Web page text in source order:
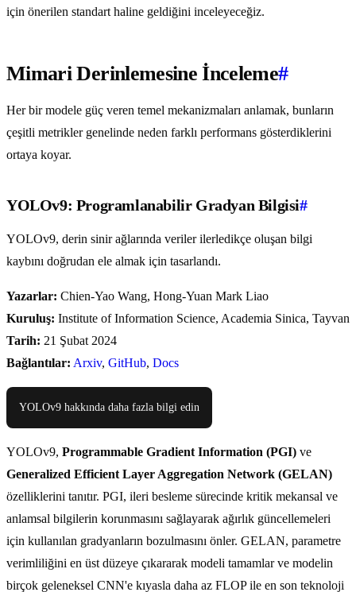
için önerilen standart haline geldiğini inceleyeceğiz.
Mimari Derinlemesine İnceleme#
Her bir modele güç veren temel mekanizmaları anlamak, bunların
çeşitli metrikler genelinde neden farklı performans gösterdiklerini
ortaya koyar.
YOLOv9: Programlanabilir Gradyan Bilgisi#
YOLOv9, derin sinir ağlarında veriler ilerledikçe oluşan bilgi
kaybını doğrudan ele almak için tasarlandı.
Yazarlar: Chien-Yao Wang, Hong-Yuan Mark Liao
Kuruluş: Institute of Information Science, Academia Sinica, Tayvan
Tarih: 21 Şubat 2024
Bağlantılar: Arxiv, GitHub, Docs
YOLOv9 hakkında daha fazla bilgi edin
YOLOv9, Programmable Gradient Information (PGI) ve
Generalized Efficient Layer Aggregation Network (GELAN)
özelliklerini tanıtır. PGI, ileri besleme sürecinde kritik mekansal ve
anlamsal bilgilerin korunmasını sağlayarak ağırlık güncellemeleri
için kullanılan gradyanların bozulmasını önler. GELAN, parametre
verimliliğini en üst düzeye çıkararak modeli tamamlar ve modelin
birçok geleneksel CNN'e kıyasla daha az FLOP ile en son teknoloji